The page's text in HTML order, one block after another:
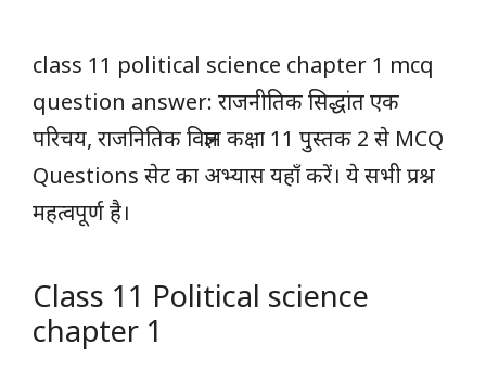
class 11 political science chapter 1 mcq
question answer: राजनीतिक सिद्धांत एक
परिचय, राजनितिक विज्ञान कक्षा 11 पुस्तक 2 से MCQ
Questions सेट का अभ्यास यहाँ करें। ये सभी प्रश्न
महत्वपूर्ण है।
Class 11 Political science
chapter 1